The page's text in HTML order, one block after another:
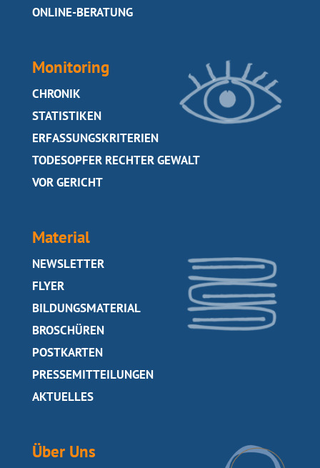
SEITE
ONLINE-BERATUNG
Monitoring
SEITE
CHRONIK
SEITE
STATISTIKEN
SEITE
ERFASSUNGSKRITERIEN
SEITE
TODESOPFER RECHTER GEWALT
SEITE
VOR GERICHT
Material
SEITE
NEWSLETTER
SEITE
FLYER
SEITE
BILDUNGSMATERIAL
SEITE
BROSCHÜREN
SEITE
POSTKARTEN
SEITE
PRESSEMITTEILUNGEN
SEITE
AKTUELLES
Über Uns